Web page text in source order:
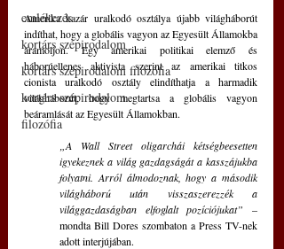
emlékezés
kortárs szépirodalom
kortárs szépirodalom filozófia
kortárs szépirodalom
filozófia
Amerika kazár uralkodó osztálya újabb világháborút
indíthat, hogy a globális vagyon az Egyesült Államokba
áramoljon. Egy amerikai politikai elemző és
háborúellenes aktivista szerint az amerikai titkos
cionista uralkodó osztály elindíthatja a harmadik
világháborút, hogy megtartsa a globális vagyon
beáramlását az Egyesült Államokban.
„A Wall Street oligarchái kétségbeesetten
igyekeznek a világ gazdagságát a kasszájukba
folyatni. Arról álmodoznak, hogy a második
világháború után visszaszerezzék a
világgazdaságban elfoglalt pozíciójukat” –
mondta Bill Dores szombaton a Press TV-nek
adott interjújában.